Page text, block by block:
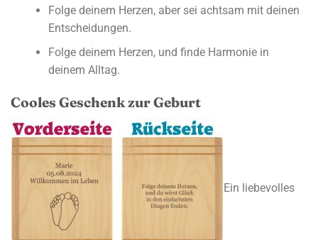
Folge deinem Herzen, aber sei achtsam mit deinen
Entscheidungen.
Folge deinem Herzen, und finde Harmonie in
deinem Alltag.
Cooles Geschenk zur Geburt
Ein liebevolles